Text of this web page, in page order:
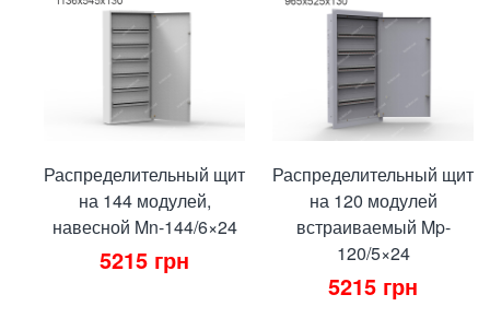
Распределительный щит
на 144 модулей,
навесной Mn-144/6×24
5215 грн
Распределительный щит
на 120 модулей
встраиваемый Mp-
120/5×24
5215 грн